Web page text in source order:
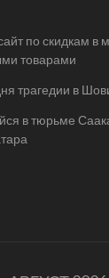
по скидкам в
товарами
трагедии в
в тюрьме